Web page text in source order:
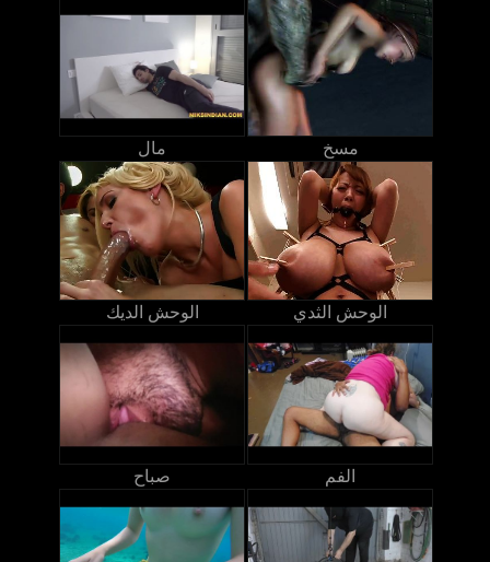
مال مسخ
الوحش الديك الوحش الثدي
صباح الفم